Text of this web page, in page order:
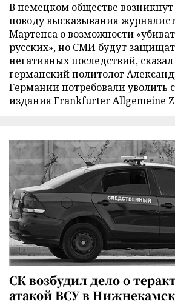
В немецком обществе
поводу высказывания
Мартенса о возможности
русских», но СМИ будут
негативных последствий,
германский политолог
Германии потребовали уволить
издания Frankfurter Allgemeine
СК возбудил дело о
атакой ВСУ в